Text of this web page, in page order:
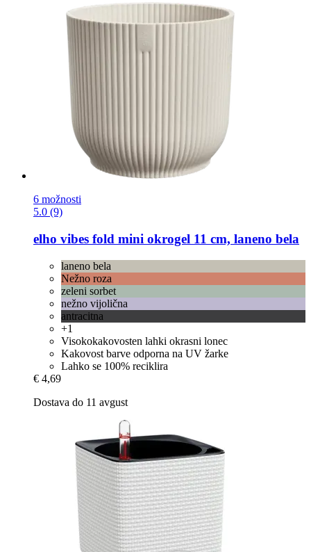
6 možnosti
5.0 (9)
elho vibes fold mini okrogel 11 cm, laneno bela
laneno bela
Nežno roza
zeleni sorbet
nežno vijolična
antracitna
+1
Visokokakovosten lahki okrasni lonec
Kakovost barve odporna na UV žarke
Lahko se 100% reciklira
€ 4,69
Dostava do 11 avgust